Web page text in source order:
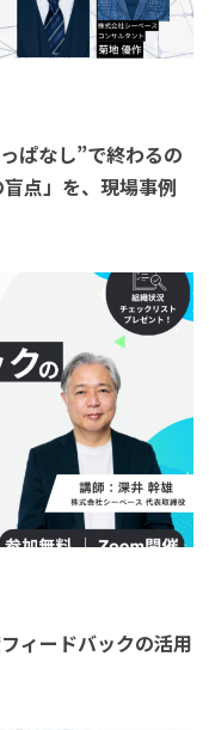
ぱなし”で終わるの
点」を、現場事例
ィードバックの活用